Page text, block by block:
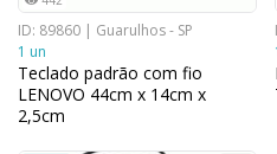
ID: 89860 | Guarulhos - SP
1 un
Teclado padrão com fio
LENOVO 44cm x 14cm x
2,5cm